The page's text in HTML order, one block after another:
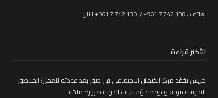
هاتف : 130 742 7 961+ / 139 742 7 961+ لبنان
الأكثر قراءة
خريس تفقّد مركز الضمان الاجتماعي في صور بعد عودته للعمل: المناطق
التجريبية مزحة وعودة مؤسسات الدولة ضرورة ملحّة